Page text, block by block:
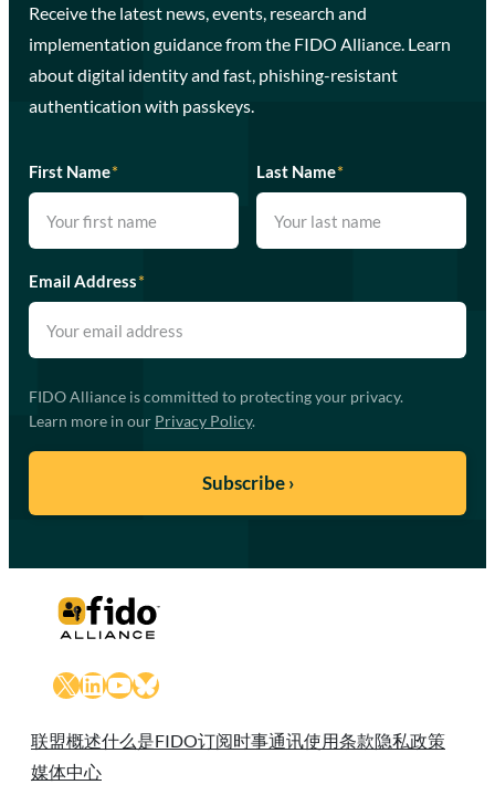
Receive the latest news, events, research and
implementation guidance from the FIDO Alliance. Learn
about digital identity and fast, phishing-resistant
authentication with passkeys.
First Name* Last Name*
Email Address*
FIDO Alliance is committed to protecting your privacy.
Learn more in our Privacy Policy.
X LinkedIn
YouTube
Bluesky
联盟概述什么是FIDO订阅时事通讯使用条款隐私政策
媒体中心